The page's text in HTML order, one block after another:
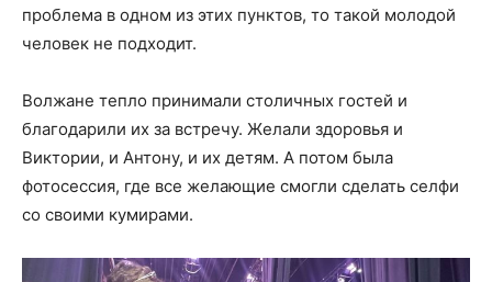
проблема в одном из этих пунктов, то такой молодой
человек не подходит.
Волжане тепло принимали столичных гостей и
благодарили их за встречу. Желали здоровья и
Виктории, и Антону, и их детям. А потом была
фотосессия, где все желающие смогли сделать селфи
со своими кумирами.